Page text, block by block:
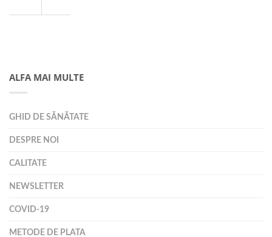
ALFA MAI MULTE
GHID DE SĂNĂTATE
DESPRE NOI
CALITATE
NEWSLETTER
COVID-19
METODE DE PLATA